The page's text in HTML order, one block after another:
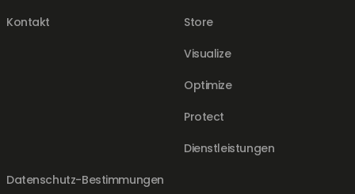
Kontakt
Store
Visualize
Optimize
Protect
Dienstleistungen
Datenschutz-Bestimmungen